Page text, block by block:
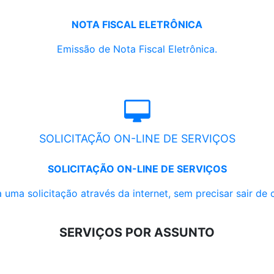
NOTA FISCAL ELETRÔNICA
Emissão de Nota Fiscal Eletrônica.
SOLICITAÇÃO ON-LINE DE SERVIÇOS
SOLICITAÇÃO ON-LINE DE SERVIÇOS
uma solicitação através da internet, sem precisar sair de
SERVIÇOS POR ASSUNTO